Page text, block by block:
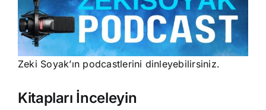
Zeki Soyak’ın podcastlerini dinleyebilirsiniz.
Kitapları İnceleyin